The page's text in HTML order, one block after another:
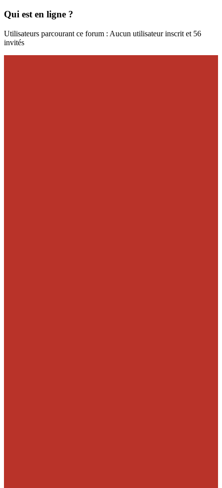
Qui est en ligne ?
Utilisateurs parcourant ce forum : Aucun utilisateur inscrit et 56
invités